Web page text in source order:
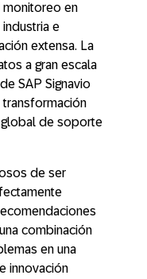
monitoreo en
e
extensa. La
a gran escala
SAP Signavio
global de soporte
de ser
combinación
en una
innovación